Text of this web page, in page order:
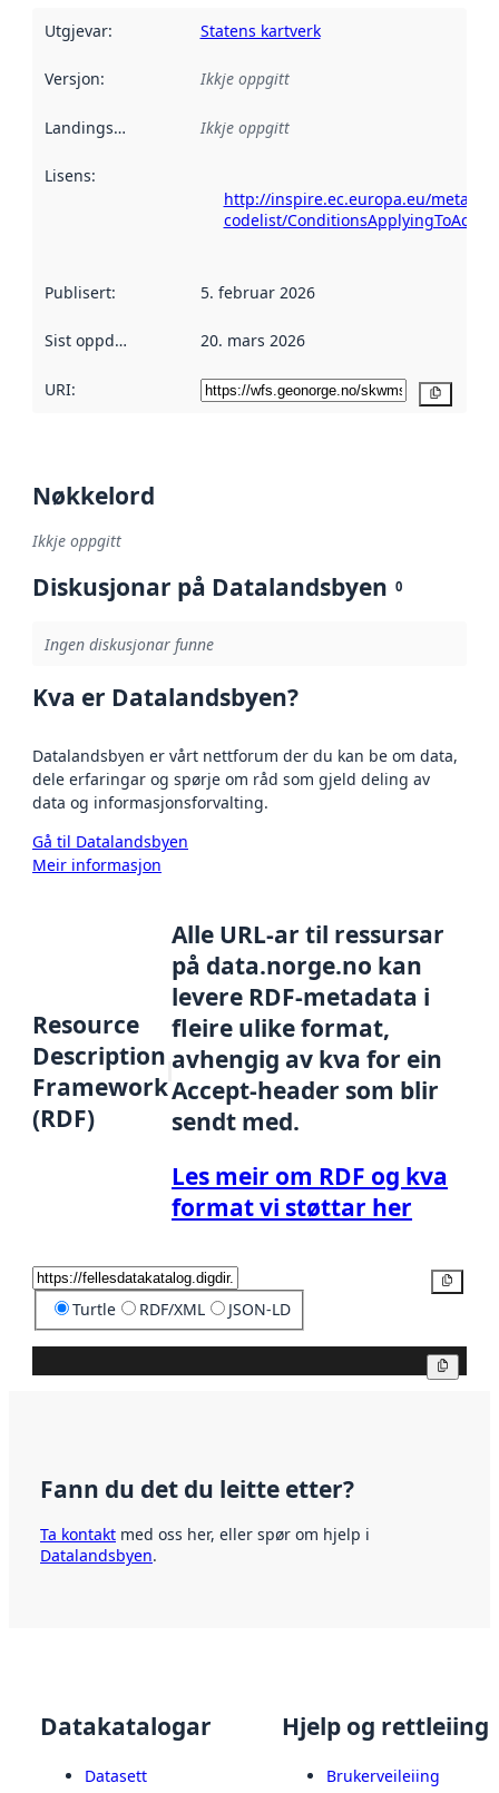
Utgjevar: Statens kartverk
Versjon: Ikkje oppgitt
Landingsside Ikkje oppgitt
Lisens:
http://inspire.ec.europa.eu/
codelist/
Publisert: 5. februar 2026
Sist oppdatert 20. mars 2026
URI:
Nøkkelord
Ikkje oppgitt
Diskusjonar på Datalandsbyen 0
Ingen diskusjonar funne
Kva er Datalandsbyen?
Datalandsbyen er vårt nettforum der du kan be om data,
dele erfaringar og spørje om råd som gjeld deling av
data og informasjonsforvalting.
Gå til Datalandsbyen
Meir informasjon
Resource
Description
Framework
(RDF)
Alle URL-ar til ressursar
på data.norge.no kan
levere RDF-metadata i
fleire ulike format,
avhengig av kva for ein
Accept-header som blir
sendt med.
Les meir om RDF og kva
format vi støttar her
Turtle RDF/XML JSON-LD
Fann du det du leitte etter?
Ta kontakt med oss her, eller spør om hjelp i
Datalandsbyen.
Datakatalogar
Datasett
Hjelp og rettleiing
Brukerveileiing